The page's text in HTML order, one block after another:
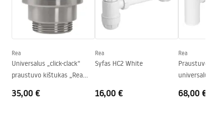
Plotis
360mm
Aukštis
Forma
Skylė baterijom
Ne
Warranty_Terms_and_Conditions_Basins_-_5.pdf
Rea
Universalus „click-clack“
praustuvo kištukas „Rea
35,00 €
Rea
Syfas HC2 White
16,00 €
Rea
Praustuvo
universalus
68,00 €